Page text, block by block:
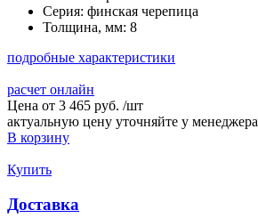
Серия: финская черепица
Толщина, мм: 8
подробные характеристики
расчет онлайн
Цена от 3 465 руб. /шт
актуальную цену уточняйте у менеджера
В корзину
Купить
Доставка